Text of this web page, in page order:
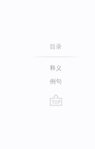
目录
释义
例句